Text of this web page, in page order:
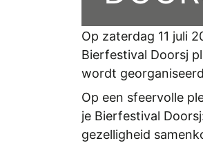
Op zaterdag 11 juli
Bierfestival Doorsj
wordt
Op een sfeervolle
je Bierfestival
gezelligheid